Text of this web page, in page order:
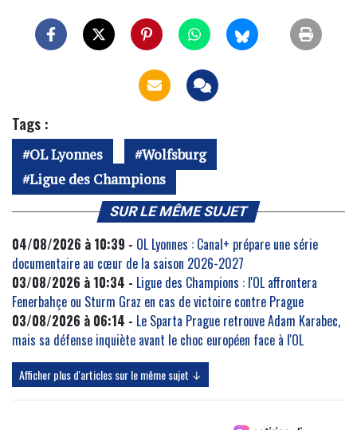
Tags :
OL Lyonnes
Wolfsburg
Ligue des Champions
SUR LE MÊME SUJET
04/08/2026 à 10:39 - OL Lyonnes : Canal+ prépare une série
documentaire au cœur de la saison 2026-2027
03/08/2026 à 10:34 - Ligue des Champions : l'OL affrontera
Fenerbahçe ou Sturm Graz en cas de victoire contre Prague
03/08/2026 à 06:14 - Le Sparta Prague retrouve Adam Karabec,
mais sa défense inquiète avant le choc européen face à l'OL
Afficher plus d'articles sur le même sujet ↓